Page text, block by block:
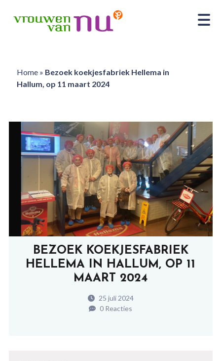
Home» Bezoek koekjesfabriek Hellema in
Hallum, op 11 maart 2024
BEZOEK KOEKJESFABRIEK
HELLEMA IN HALLUM, OP 11
MAART 2024
25 juli 2024
0 Reacties